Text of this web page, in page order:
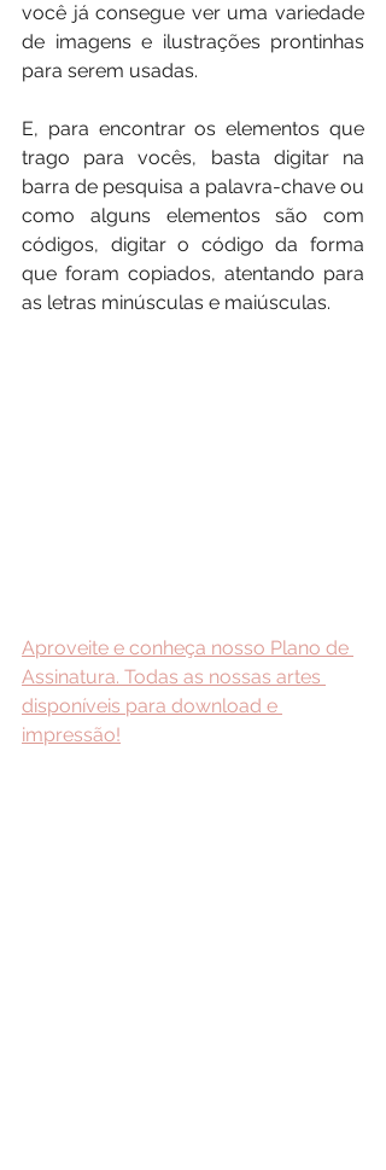
você já consegue ver uma variedade
de imagens e ilustrações prontinhas
para serem usadas.
E, para encontrar os elementos que
trago para vocês, basta digitar na
barra de pesquisa a palavra-chave ou
como alguns elementos são com
códigos, digitar o código da forma
que foram copiados, atentando para
as letras minúsculas e maiúsculas.
Aproveite e conheça nosso Plano de
Assinatura. Todas as nossas artes
disponíveis para download e
impressão!